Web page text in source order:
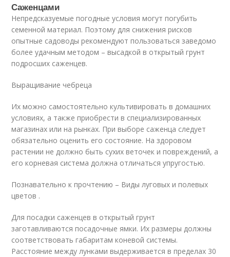
Саженцами
Непредсказуемые погодные условия могут погубить
семенной материал. Поэтому для снижения рисков
опытные садоводы рекомендуют пользоваться заведомо
более удачным методом – высадкой в открытый грунт
подросших саженцев.
Выращивание чебреца
Их можно самостоятельно культивировать в домашних
условиях, а также приобрести в специализированных
магазинах или на рынках. При выборе саженца следует
обязательно оценить его состояние. На здоровом
растении не должно быть сухих веточек и повреждений, а
его корневая система должна отличаться упругостью.
Познавательно к прочтению – Виды луговых и полевых
цветов .
Для посадки саженцев в открытый грунт
заготавливаются посадочные ямки. Их размеры должны
соответствовать габаритам коневой системы.
Расстояние между лунками выдерживается в пределах 30